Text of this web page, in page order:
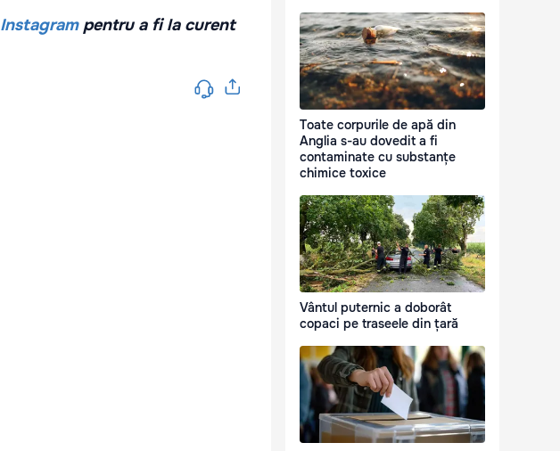
Instagrampentru a fi la curent
Toate corpurile de apă din
Anglia s-au dovedit a fi
contaminate cu substanțe
chimice toxice
Vântul puternic a doborât
copaci pe traseele din țară